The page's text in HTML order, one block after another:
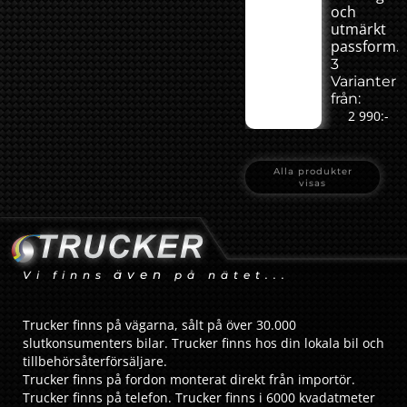
och
utmärkt
passform.
3
Varianter
från:
2 990:-
Alla produkter
visas
Vi finns även på nätet...
Trucker finns på vägarna, sålt på över 30.000
slutkonsumenters bilar. Trucker finns hos din lokala bil och
tillbehörsåterförsäljare.
Trucker finns på fordon monterat direkt från importör.
Trucker finns på telefon. Trucker finns i 6000 kvadatmeter